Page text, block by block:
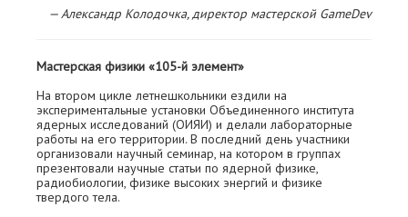
— Александр Колодочка, директор мастерской GameDev
Мастерская физики «105-й элемент»
На втором цикле летнешкольники ездили на
экспериментальные установки Объединенного института
ядерных исследований (ОИЯИ) и делали лабораторные
работы на его территории. В последний день участники
организовали научный семинар, на котором в группах
презентовали научные статьи по ядерной физике,
радиобиологии, физике высоких энергий и физике
твердого тела.